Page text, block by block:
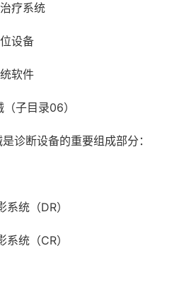
疗系统
设备
软件
子目录06）
断设备的重要组成部分：
统（DR）
统（CR）